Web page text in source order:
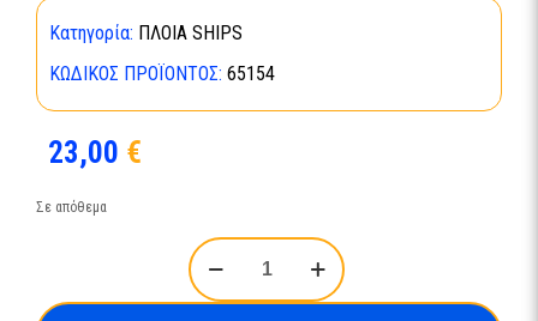
Κατηγορία: ΠΛΟΙΑ SHIPS
ΚΩΔΙΚΌΣ ΠΡΟΪΌΝΤΟΣ: 65154
23,00 €
Σε απόθεμα
Model
Set
German